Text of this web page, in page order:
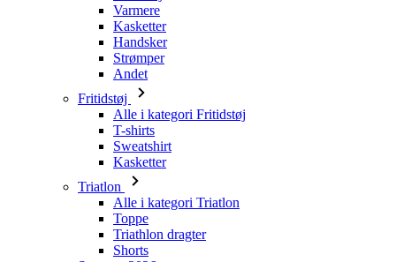
Fritidstøj
Alle i kategori Fritidstøj
T-shirts
Sweatshirt
Kasketter
Triatlon
Alle i kategori Triatlon
Toppe
Triathlon dragter
Shorts
Sommer 2026
Team-replikaer
Særlige udgaver
Udsalg
Gavekort